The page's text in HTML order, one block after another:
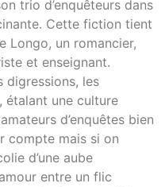
trio d’enquêteurs dans
Cette fiction tient
Longo, un romancier,
et enseignant.
digressions, les
étalant une culture
d’enquêtes bien
compte mais si on
d’une aube
entre un flic